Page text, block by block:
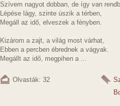
Szívem nagyot dobban, de így van
Lépése lágy, szinte úszik a térben,
Megáll az idő, elveszek a fényben.
Kizárom a zajt, a világ most várhat,
Ebben a percben ébrednek a vágyak.
Megállt az idő, megpihen a ...
Olvasták: 32